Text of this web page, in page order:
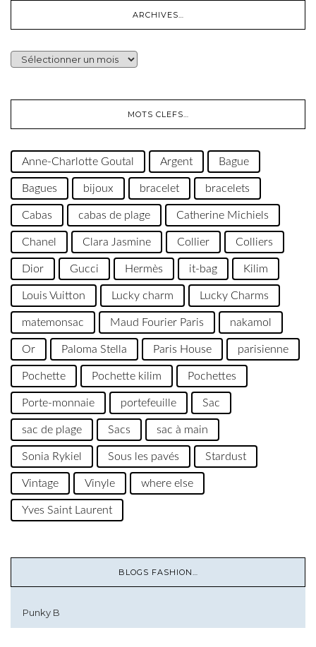
ARCHIVES…
ARCHIVES…
MOTS CLEFS…
Anne-Charlotte Goutal Argent Bague
Bagues bijoux bracelet bracelets
Cabas cabas de plage Catherine Michiels
Chanel Clara Jasmine Collier Colliers
Dior Gucci Hermès it-bag Kilim
Louis Vuitton Lucky charm Lucky Charms
matemonsac Maud Fourier Paris nakamol
Or Paloma Stella Paris House parisienne
Pochette Pochette kilim Pochettes
Porte-monnaie portefeuille Sac
sac de plage Sacs sac à main
Sonia Rykiel Sous les pavés Stardust
Vintage Vinyle where else
Yves Saint Laurent
BLOGS FASHION…
Punky B